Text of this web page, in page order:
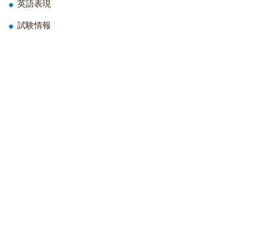
試験情報